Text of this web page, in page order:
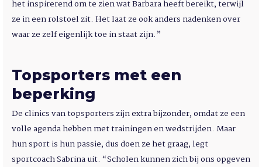
het inspirerend om te zien wat Barbara heeft bereikt, terwijl
ze in een rolstoel zit. Het laat ze ook anders nadenken over
waar ze zelf eigenlijk toe in staat zijn.”
Topsporters met een
beperking
De clinics van topsporters zijn extra bijzonder, omdat ze een
volle agenda hebben met trainingen en wedstrijden. Maar
hun sport is hun passie, dus doen ze het graag, legt
sportcoach Sabrina uit. “Scholen kunnen zich bij ons opgeven